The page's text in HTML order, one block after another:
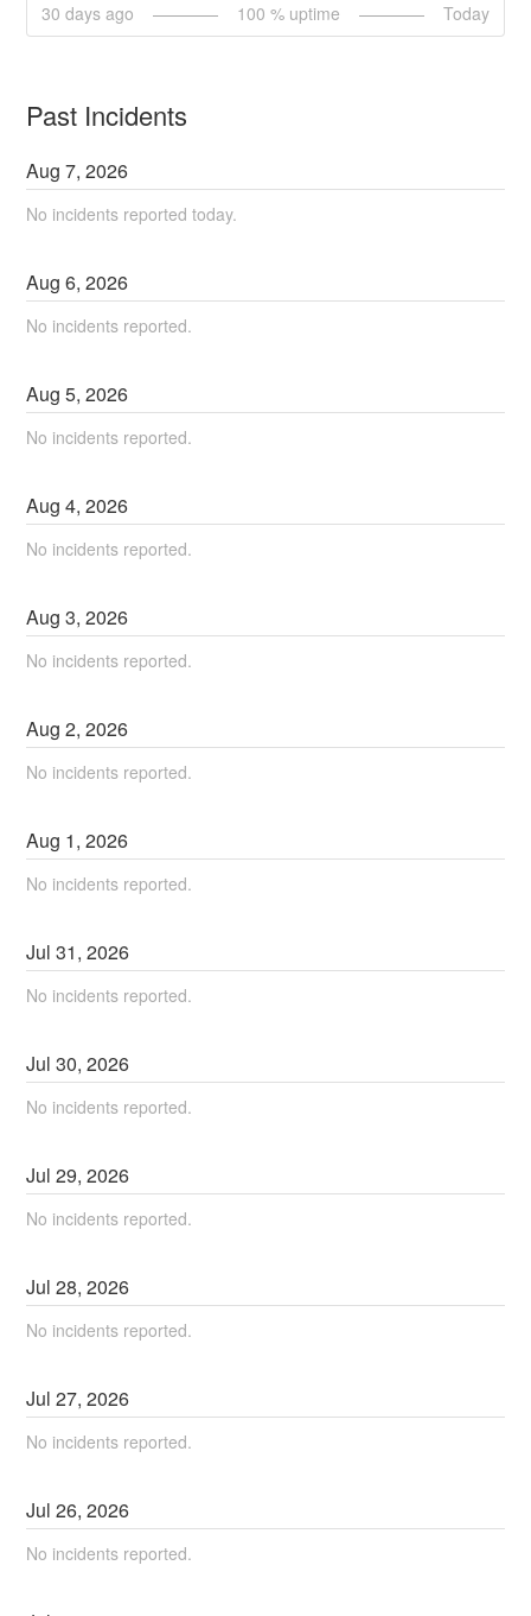
30 days ago 100 % uptime Today
Past Incidents
Aug7,2026
No incidents reported today.
Aug6,2026
No incidents reported.
Aug5,2026
No incidents reported.
Aug4,2026
No incidents reported.
Aug3,2026
No incidents reported.
Aug2,2026
No incidents reported.
Aug 1,2026
No incidents reported.
Jul31,2026
No incidents reported.
Jul30,2026
No incidents reported.
Jul29,2026
No incidents reported.
Jul28,2026
No incidents reported.
Jul27,2026
No incidents reported.
Jul26,2026
No incidents reported.